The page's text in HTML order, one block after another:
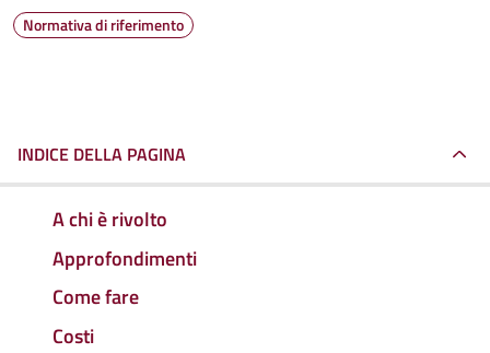
Normativa di riferimento
INDICE DELLA PAGINA
A chi è rivolto
Approfondimenti
Come fare
Costi